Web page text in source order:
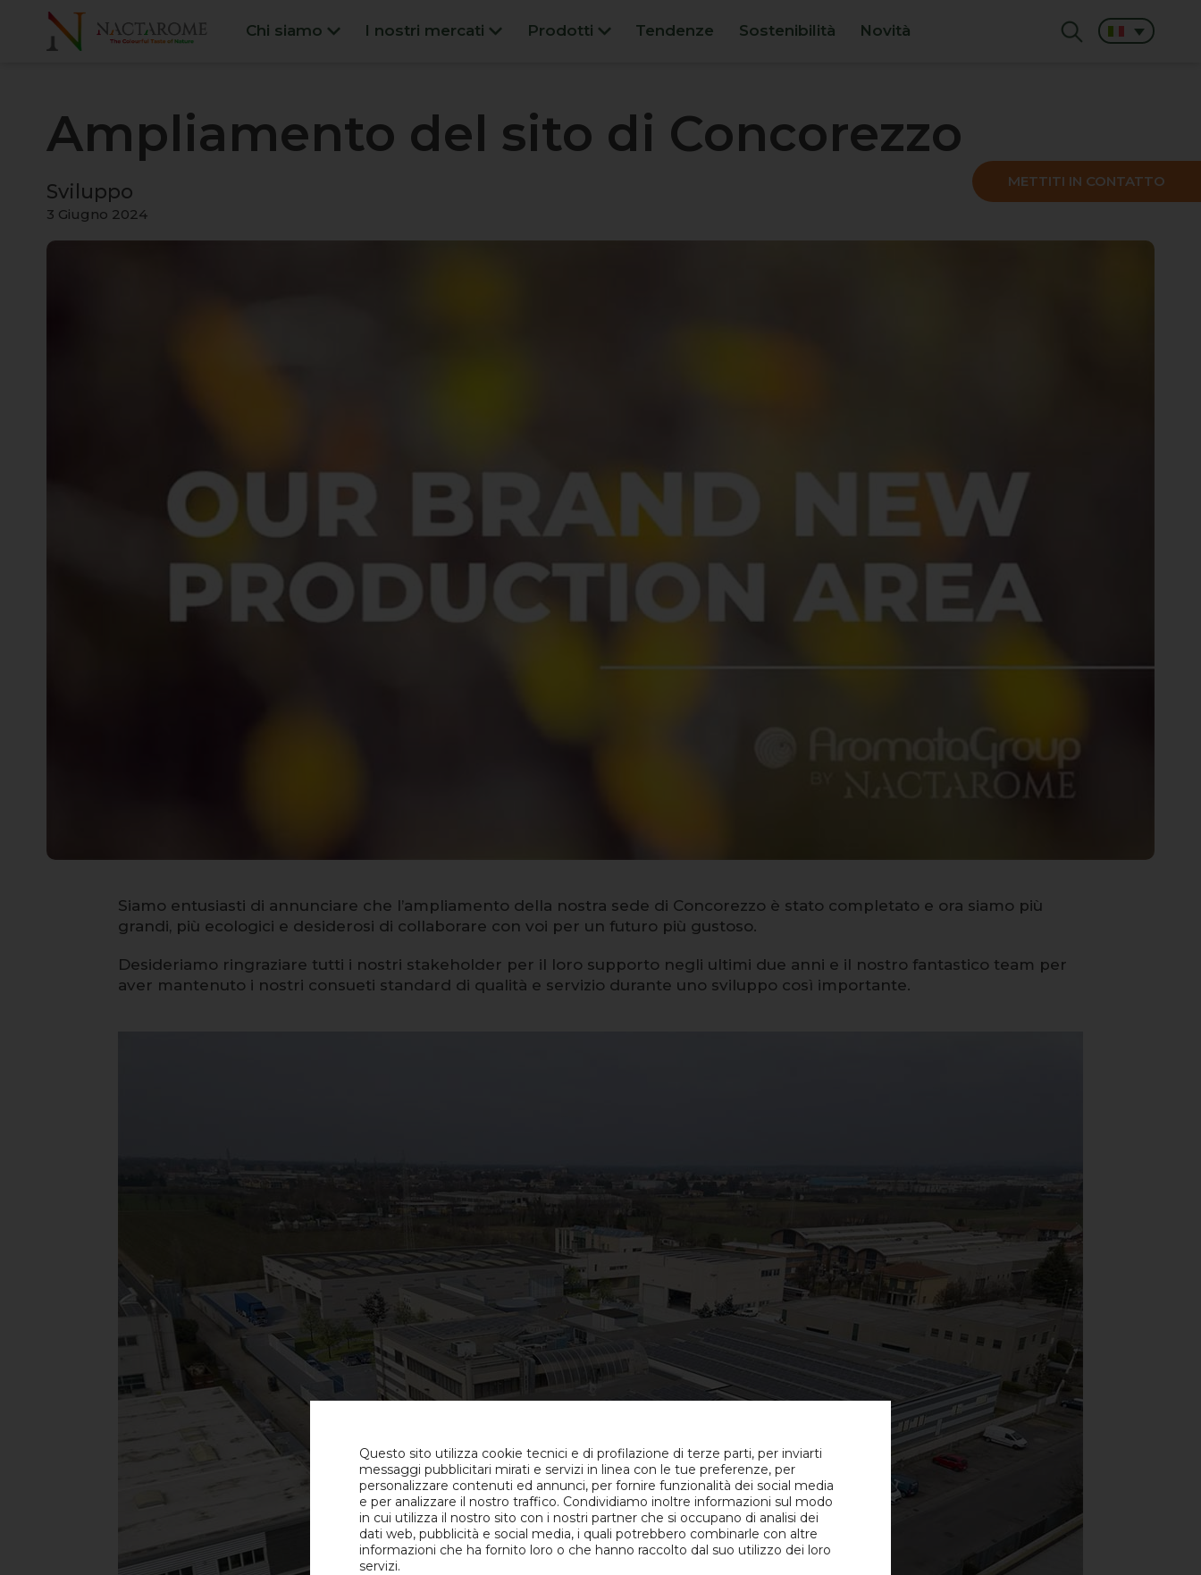
Chi siamo I nostri mercati Prodotti Tendenze Sostenibilità Novità
METTITI IN CONTATTO
Ampliamento del sito di Concorezzo
Sviluppo
3 Giugno 2024
Siamo entusiasti di annunciare che l’ampliamento della nostra sede di Concorezzo è stato completato e ora siamo più
grandi, più ecologici e desiderosi di collaborare con voi per un futuro più gustoso.
Desideriamo ringraziare tutti i nostri stakeholder per il loro supporto negli ultimi due anni e il nostro fantastico team per
aver mantenuto i nostri consueti standard di qualità e servizio durante uno sviluppo così importante.
Questo sito utilizza cookie tecnici e di profilazione di terze parti, per inviarti
messaggi pubblicitari mirati e servizi in linea con le tue preferenze, per
personalizzare contenuti ed annunci, per fornire funzionalità dei social media
e per analizzare il nostro traffico. Condividiamo inoltre informazioni sul modo
in cui utilizza il nostro sito con i nostri partner che si occupano di analisi dei
dati web, pubblicità e social media, i quali potrebbero combinarle con altre
informazioni che ha fornito loro o che hanno raccolto dal suo utilizzo dei loro
servizi.